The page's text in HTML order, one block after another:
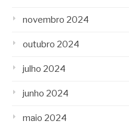
novembro 2024
outubro 2024
julho 2024
junho 2024
maio 2024